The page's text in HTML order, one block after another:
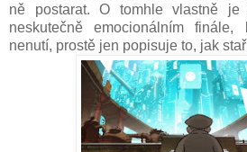
ně postarat. O tomhle vlastně
neskutečně emocionálním
nenutí, prostě jen popisuje to, jak